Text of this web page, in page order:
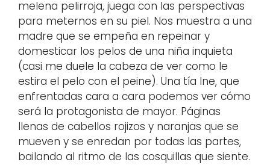
melena pelirroja, juega con las perspectivas
para meternos en su piel. Nos muestra a una
madre que se empeña en repeinar y
domesticar los pelos de una niña inquieta
(casi me duele la cabeza de ver como le
estira el pelo con el peine). Una tía Ine, que
enfrentadas cara a cara podemos ver cómo
será la protagonista de mayor. Páginas
llenas de cabellos rojizos y naranjas que se
mueven y se enredan por todas las partes,
bailando al ritmo de las cosquillas que siente.